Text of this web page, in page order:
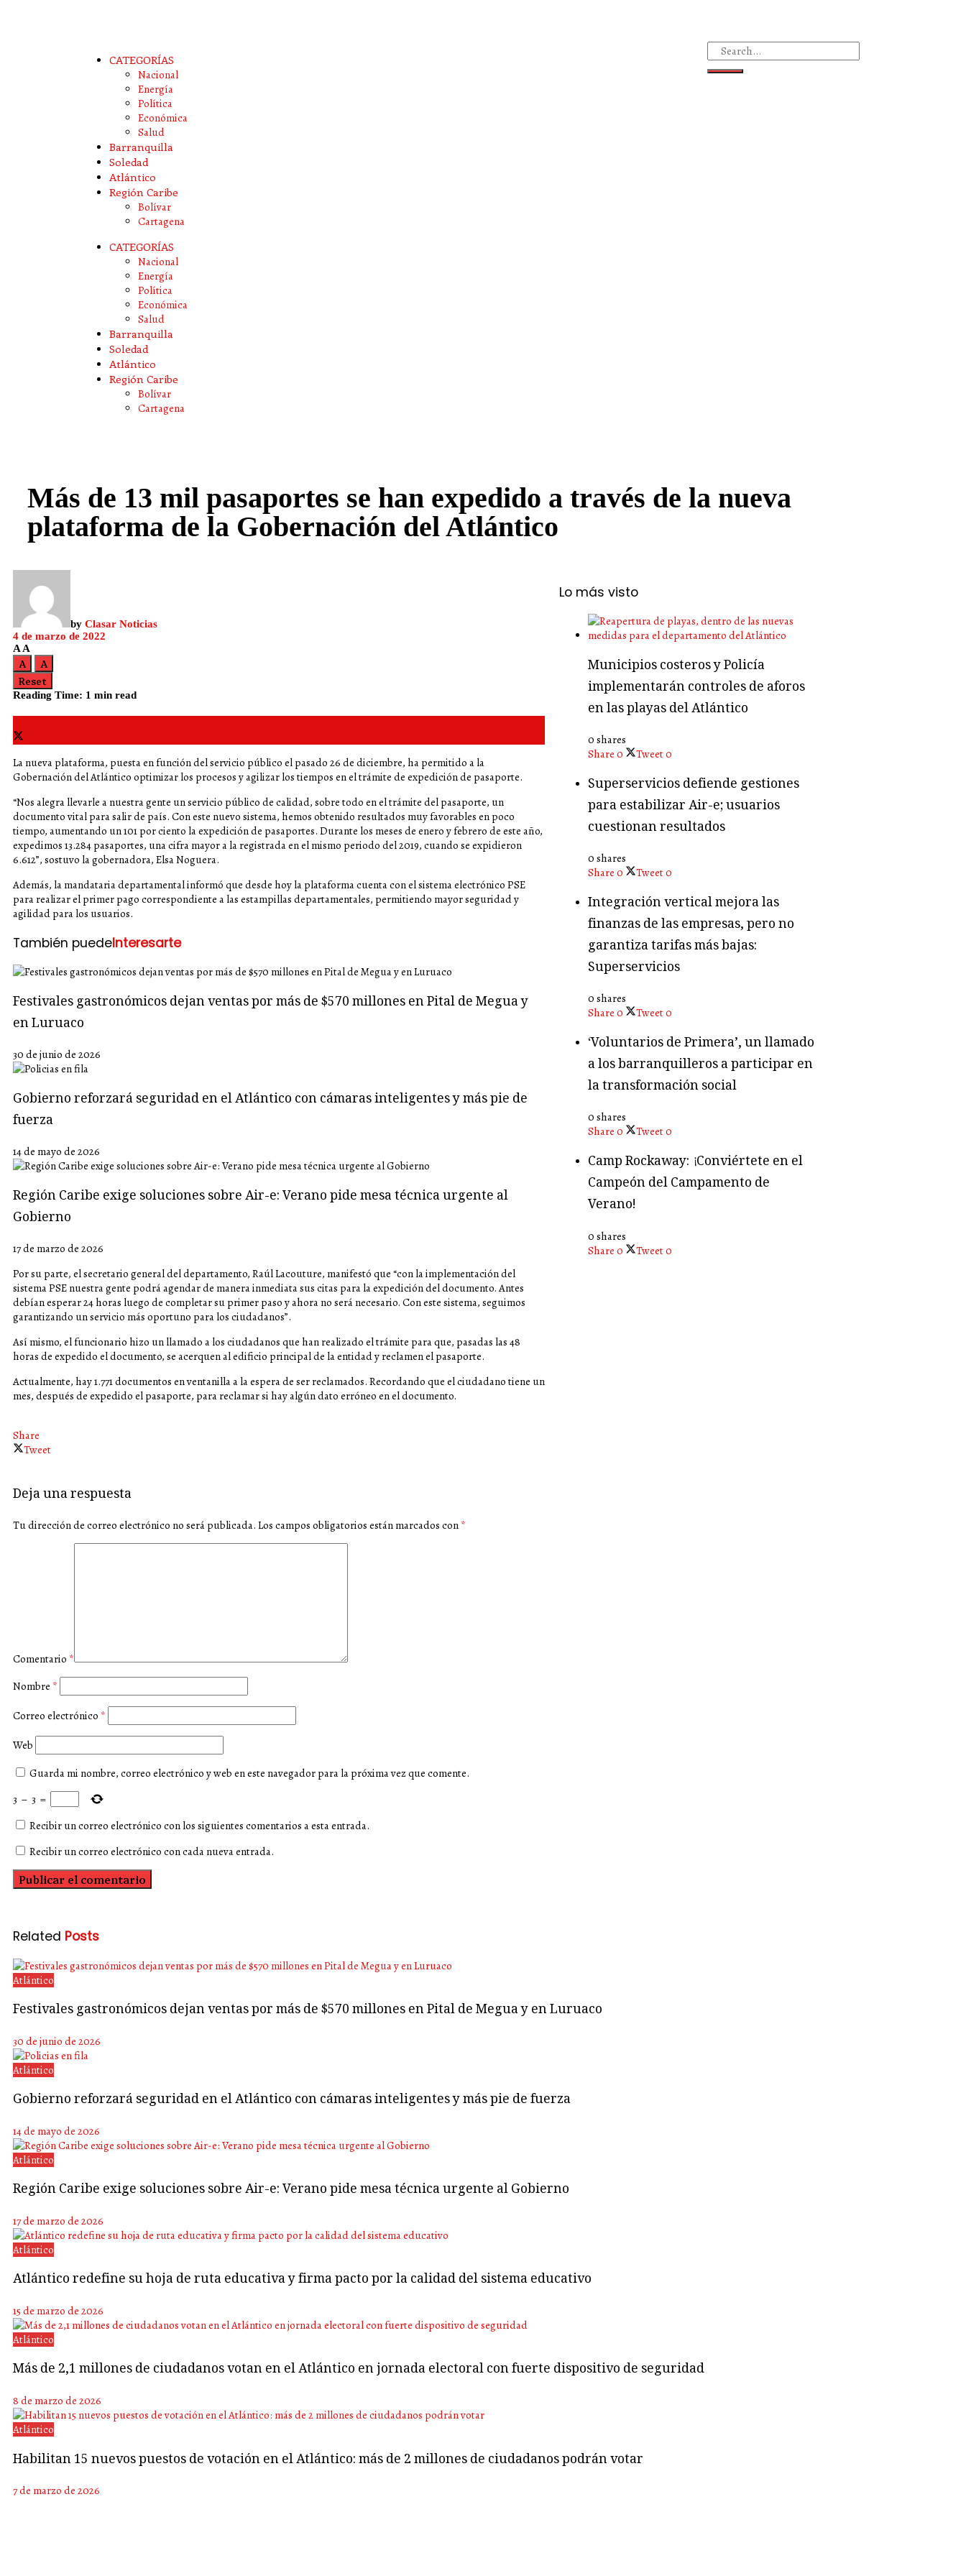
CATEGORÍAS
Nacional
Energía
Política
Económica
Salud
Barranquilla
Soledad
Atlántico
Región Caribe
Bolívar
Cartagena
CATEGORÍAS
Nacional
Energía
Política
Económica
Salud
Barranquilla
Soledad
Atlántico
Región Caribe
Bolívar
Cartagena
Más de 13 mil pasaportes se han expedido a través de la nueva
plataforma de la Gobernación del Atlántico
by Clasar Noticias
4 de marzo de 2022
A A
A
A
Reset
Reading Time: 1 min read
La nueva plataforma, puesta en función del servicio público el pasado 26 de diciembre, ha permitido a la
Gobernación del Atlántico optimizar los procesos y agilizar los tiempos en el trámite de expedición de pasaporte.
“Nos alegra llevarle a nuestra gente un servicio público de calidad, sobre todo en el trámite del pasaporte, un
documento vital para salir de país. Con este nuevo sistema, hemos obtenido resultados muy favorables en poco
tiempo, aumentando un 101 por ciento la expedición de pasaportes. Durante los meses de enero y febrero de este año,
expedimos 13.284 pasaportes, una cifra mayor a la registrada en el mismo periodo del 2019, cuando se expidieron
6.612”, sostuvo la gobernadora, Elsa Noguera.
Además, la mandataria departamental informó que desde hoy la plataforma cuenta con el sistema electrónico PSE
para realizar el primer pago correspondiente a las estampillas departamentales, permitiendo mayor seguridad y
agilidad para los usuarios.
También puedeInteresarte
Festivales gastronómicos dejan ventas por más de $570 millones en Pital de Megua y
en Luruaco
30 de junio de 2026
Gobierno reforzará seguridad en el Atlántico con cámaras inteligentes y más pie de
fuerza
14 de mayo de 2026
Región Caribe exige soluciones sobre Air-e: Verano pide mesa técnica urgente al
Gobierno
17 de marzo de 2026
Por su parte, el secretario general del departamento, Raúl Lacouture, manifestó que “con la implementación del
sistema PSE nuestra gente podrá agendar de manera inmediata sus citas para la expedición del documento. Antes
debían esperar 24 horas luego de completar su primer paso y ahora no será necesario. Con este sistema, seguimos
garantizando un servicio más oportuno para los ciudadanos”.
Así mismo, el funcionario hizo un llamado a los ciudadanos que han realizado el trámite para que, pasadas las 48
horas de expedido el documento, se acerquen al edificio principal de la entidad y reclamen el pasaporte.
Actualmente, hay 1.771 documentos en ventanilla a la espera de ser reclamados. Recordando que el ciudadano tiene un
mes, después de expedido el pasaporte, para reclamar si hay algún dato erróneo en el documento.
Share
Tweet
Deja una respuesta
Tu dirección de correo electrónico no será publicada. Los campos obligatorios están marcados con *
Comentario *
Nombre *
Correo electrónico *
Web
Guarda mi nombre, correo electrónico y web en este navegador para la próxima vez que comente.
3 − 3 =
Recibir un correo electrónico con los siguientes comentarios a esta entrada.
Recibir un correo electrónico con cada nueva entrada.
Lo más visto
Municipios costeros y Policía
implementarán controles de aforos
en las playas del Atlántico
0 shares
Share 0 Tweet0
Superservicios defiende gestiones
para estabilizar Air-e; usuarios
cuestionan resultados
0 shares
Share 0 Tweet0
Integración vertical mejora las
finanzas de las empresas, pero no
garantiza tarifas más bajas:
Superservicios
0 shares
Share 0 Tweet0
‘Voluntarios de Primera’, un llamado
a los barranquilleros a participar en
la transformación social
0 shares
Share 0 Tweet0
Camp Rockaway: ¡Conviértete en el
Campeón del Campamento de
Verano!
0 shares
Share 0 Tweet0
Related Posts
Atlántico
Festivales gastronómicos dejan ventas por más de $570 millones en Pital de Megua y en Luruaco
30 de junio de 2026
Atlántico
Gobierno reforzará seguridad en el Atlántico con cámaras inteligentes y más pie de fuerza
14 de mayo de 2026
Atlántico
Región Caribe exige soluciones sobre Air-e: Verano pide mesa técnica urgente al Gobierno
17 de marzo de 2026
Atlántico
Atlántico redefine su hoja de ruta educativa y firma pacto por la calidad del sistema educativo
15 de marzo de 2026
Atlántico
Más de 2,1 millones de ciudadanos votan en el Atlántico en jornada electoral con fuerte dispositivo de seguridad
8 de marzo de 2026
Atlántico
Habilitan 15 nuevos puestos de votación en el Atlántico: más de 2 millones de ciudadanos podrán votar
7 de marzo de 2026